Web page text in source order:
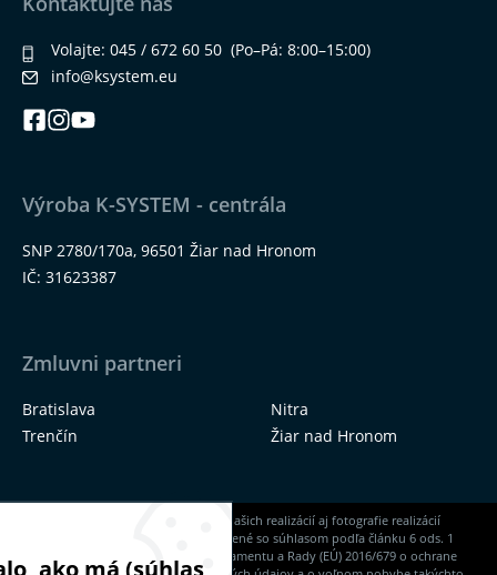
Volajte: 045 / 672 60 50 (Po–Pá: 8:00–15:00)
info@ksystem.eu
Výroba K-SYSTEM - centrála
SNP 2780/170a, 96501 Žiar nad Hronom
IČ: 31623387
Zmluvni partneri
Bratislava
Nitra
Trenčín
Žiar nad Hronom
Na našich stránkach nájdete okrem našich realizácií aj fotografie realizácií
našich dodávateľov, ktoré sú zverejnené so súhlasom podľa článku 6 ods. 1
písm. a) Nariadenia Európskeho parlamentu a Rady (EÚ) 2016/679 o ochrane
ako má (súhlas